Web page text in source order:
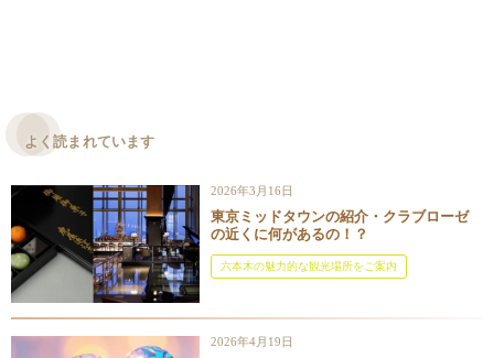
よく読まれています
2026年3月16日
東京ミッドタウンの紹介・クラブローゼ
の近くに何があるの！？
六本木の魅力的な観光場所をご案内
2026年4月19日